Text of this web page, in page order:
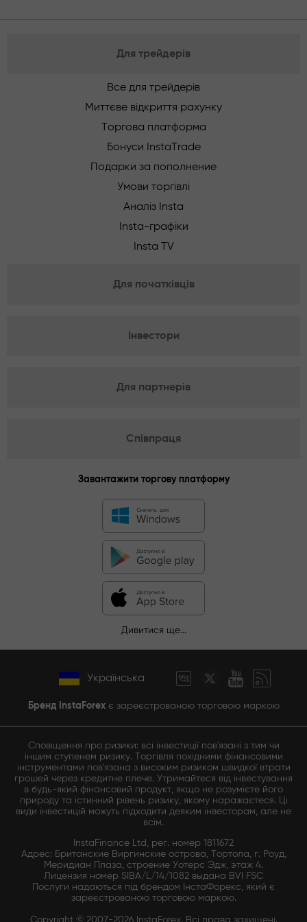
Для трейдерів
Все для трейдерів
Миттєве відкриття рахунку
Торгова платформа
Бонуси InstaTrade
Подарки за пополнение
Умови торгівлі
Аналіз Insta
Insta-графіки
Insta TV
Для початківців
Інвестори
Для партнерів
Співпраця
Завантажити торгову платформу
Дивитися ще...
Українська
Бренд InstaForexє зареєстрованою торговою маркою
Сповіщення про ризики: всі інвестиції пов'язані з тим чи
іншим ступенем ризику. Торгівля похідними фінансовими
інструментами пов'язана з високим ризиком швидкої втрати
грошей через кредитне плече. Утримайтеся від інвестування
в будь-який фінансовий продукт, якщо не розумієте його
природу та істинний рівень ризику, якому наражаєтеся. Ці
види інвестицій можуть підходити деяким інвесторам, але не
всім.
InstaFinance Ltd, рег. номер 1811672
Адрес: Британские Виргинские острова, Тортола, г. Роуд,
Меридиан Плаза, строение Уотерс Эдж, этаж 4.
Лицензия номер SIBA/L/14/1082 выдана BVI FSC
Послуги надаються під брендом ІнстаФорекс, який є
зареєстрованою торговою маркою.
Copyright © 2007-2026 InstaForex. Всі права захищені.